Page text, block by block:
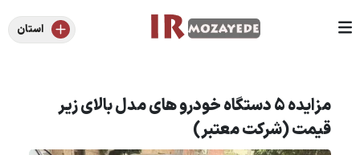
استان
مزایده 5 دستگاه خودرو های مدل بالای زیر
قیمت (شرکت معتبر)